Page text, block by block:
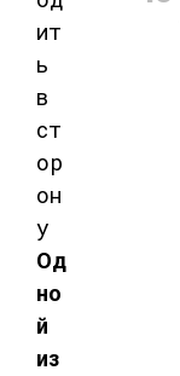
Од
но
й
из